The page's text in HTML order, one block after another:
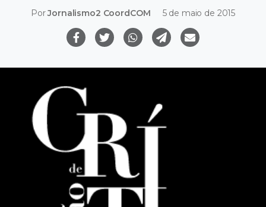
PorJornalismo2 CoordCOM 5 de maio de 2015